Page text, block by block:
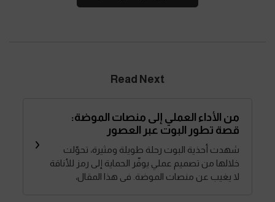
Read Next
من الأداء العملي إلى منصات الموضة:
قصة تطور البوت عبر العصور
شهدت أحذية البوت رحلة طويلة ومثيرة، تحوّلت
خلالها من تصميم عملي يوفّر الحماية إلى رمز للأناقة
لا يغيب عن منصات الموضة. في هذا المقال،